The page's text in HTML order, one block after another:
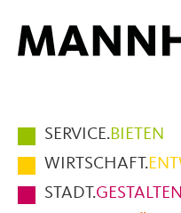
Hauptmenüpunkte
im
Fußbereich
der
SERVICE.BIETEN
WIRTSCHAFT.
STADT.GESTALTEN